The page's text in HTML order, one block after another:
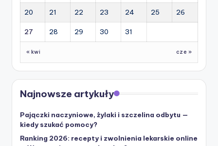
20 21 22 23 24 25 26
27 28 29 30 31
« kwi cze »
Najnowsze artykuły
Pajączki naczyniowe, żylaki i szczelina odbytu —
kiedy szukać pomocy?
Ranking 2026: recepty i zwolnienia lekarskie online